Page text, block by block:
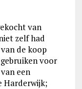
van
zelf had
de koop
voor
een
Harderwijk;